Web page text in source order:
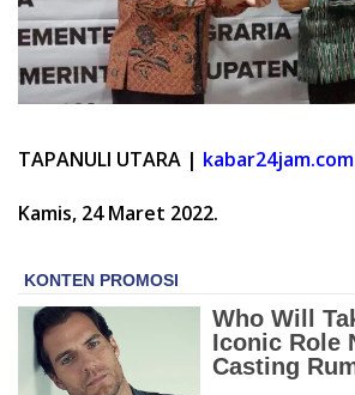
TAPANULI UTARA | kabar24jam.com
Kamis, 24 Maret 2022.